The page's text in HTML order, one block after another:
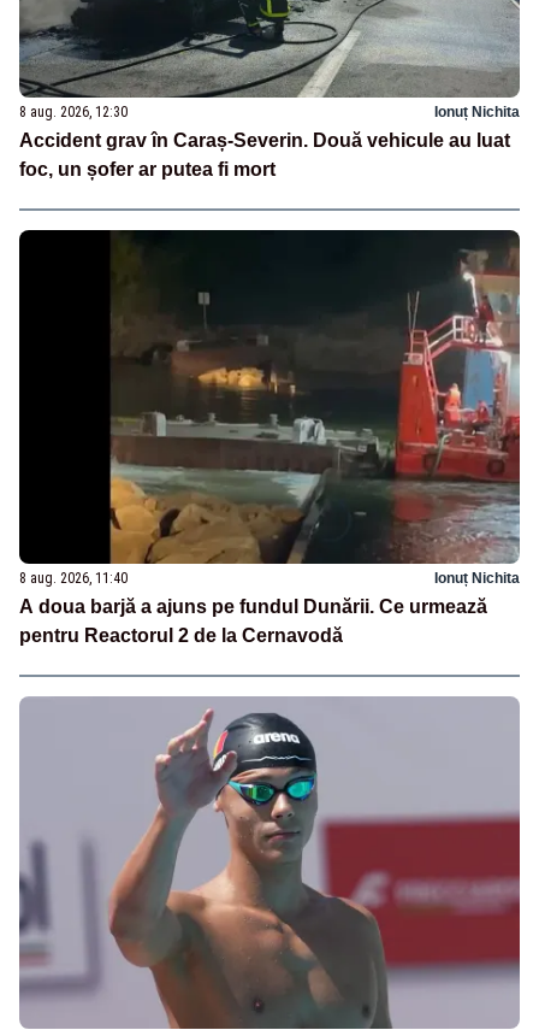
8 aug. 2026, 12:30 Ionuț Nichita
Accident grav în Caraș-Severin. Două vehicule au luat
foc, un șofer ar putea fi mort
8 aug. 2026, 11:40 Ionuț Nichita
A doua barjă a ajuns pe fundul Dunării. Ce urmează
pentru Reactorul 2 de la Cernavodă